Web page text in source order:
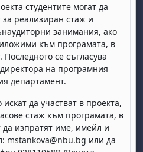
студентите могат да
за реализиран стаж и
занимания, ако
към програмата, в
Последното се съгласува
на програмния
департамент.
искат да участват в проекта,
стаж към програмата, в
да изпратят име, имейл и
mstankova@nbu.bg или да